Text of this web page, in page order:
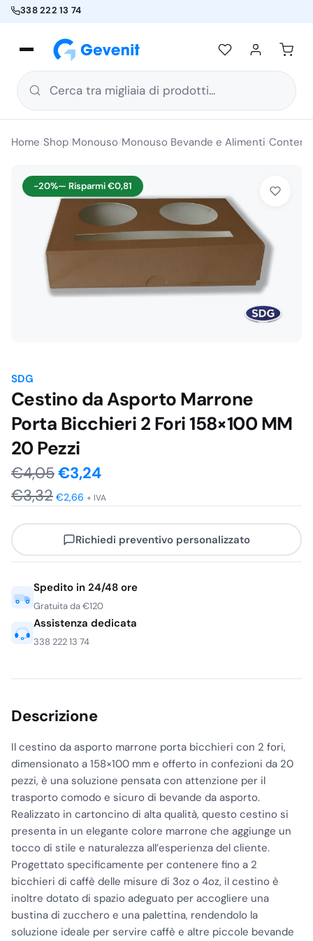
338 222 13 74
Cerca tra migliaia di prodotti...
Home Shop Monouso Monouso Bevande e Alimenti
-20%— Risparmi€0,81
SDG
Cestino da Asporto Marrone
Porta Bicchieri 2 Fori 158×100 MM
20 Pezzi
€4,05Il
prezzo
originale
era:
€3,24Il
prezzo
attuale
è:
€3,32 €2,66 + IVA
Richiedi preventivo personalizzato
Spedito in 24/48 ore
Gratuita da €120
Assistenza dedicata
338 222 13 74
Descrizione
Il cestino da asporto marrone porta bicchieri con 2 fori,
dimensionato a 158×100 mm e offerto in confezioni da 20
pezzi, è una soluzione pensata con attenzione per il
trasporto comodo e sicuro di bevande da asporto.
Realizzato in cartoncino di alta qualità, questo cestino si
presenta in un elegante colore marrone che aggiunge un
tocco di stile e naturalezza all’esperienza del cliente.
Progettato specificamente per contenere fino a 2
bicchieri di caffè delle misure di 3oz o 4oz, il cestino è
inoltre dotato di spazio adeguato per accogliere una
bustina di zucchero e una palettina, rendendolo la
soluzione ideale per servire caffè e altre piccole bevande